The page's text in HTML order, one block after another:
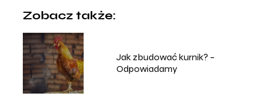
Zobacz także:
Jak zbudować kurnik? –
Odpowiadamy